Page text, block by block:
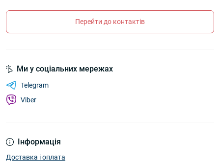
Перейти до контактів
Інформація
Доставка і оплата
Ми у соціальних мережах
Telegram
Viber